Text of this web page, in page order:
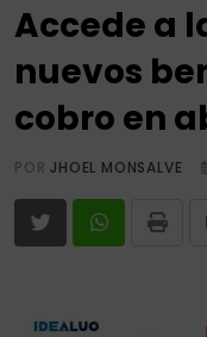
Accede a
nuevos
cobro en
PORJHOEL MONSALVE
Print